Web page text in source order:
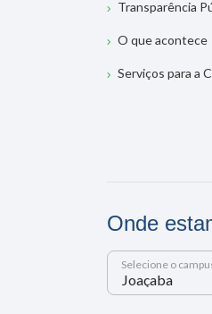
Transparência
O que acontece
Serviços para a
Onde
Selecione o